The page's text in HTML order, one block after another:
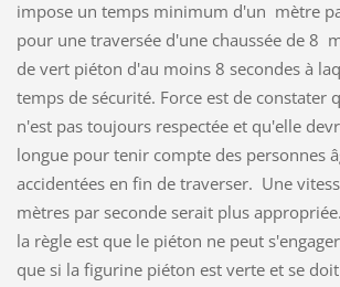
impose un temps minimum d'un mètre
pour une traversée d'une chaussée de 8
de vert piéton d'au moins 8 secondes à
temps de sécurité. Force est de constater
n'est pas toujours respectée et qu'elle
longue pour tenir compte des personnes
accidentées en fin de traverser. Une
mètres par seconde serait plus
la règle est que le piéton ne peut
que si la figurine piéton est verte et se